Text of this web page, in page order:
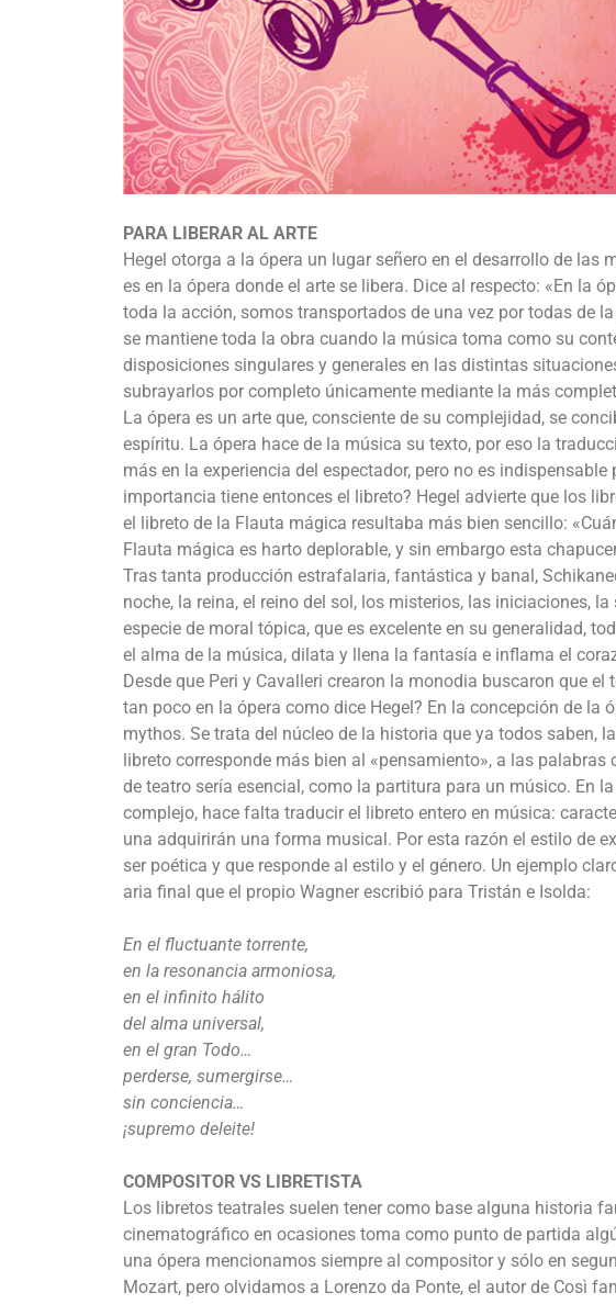
PARA LIBERAR AL ARTE
Hegel otorga a la ópera un lugar señero en el desarrollo de
es en la ópera donde el arte se libera. Dice al respecto: «En la
toda la acción, somos transportados de una vez por todas de
se mantiene toda la obra cuando la música toma como su
disposiciones singulares y generales en las distintas
subrayarlos por completo únicamente mediante la más
La ópera es un arte que, consciente de su complejidad, se
espíritu. La ópera hace de la música su texto, por eso la
más en la experiencia del espectador, pero no es
importancia tiene entonces el libreto? Hegel advierte que los
el libreto de la Flauta mágica resultaba más bien sencillo:
Flauta mágica es harto deplorable, y sin embargo esta
Tras tanta producción estrafalaria, fantástica y banal,
noche, la reina, el reino del sol, los misterios, las iniciaciones,
especie de moral tópica, que es excelente en su generalidad,
el alma de la música, dilata y llena la fantasía e inflama el
Desde que Peri y Cavalleri crearon la monodia buscaron que
tan poco en la ópera como dice Hegel? En la concepción de
mythos. Se trata del núcleo de la historia que ya todos saben,
libreto corresponde más bien al «pensamiento», a las
de teatro sería esencial, como la partitura para un músico. En
complejo, hace falta traducir el libreto entero en música:
una adquirirán una forma musical. Por esta razón el estilo de
ser poética y que responde al estilo y el género. Un ejemplo
aria final que el propio Wagner escribió para Tristán e Isolda:
En el fluctuante
en la resonancia armoniosa,
en el infinito hálito
del alma universal,
en el gran Todo…
perderse, sumergirse…
sin conciencia…
¡supremo deleite!
COMPOSITOR VS LIBRETISTA
Los libretos teatrales suelen tener como base alguna historia
cinematográfico en ocasiones toma como punto de partida
una ópera mencionamos siempre al compositor y sólo en
Mozart, pero olvidamos a Lorenzo da Ponte, el autor de Così